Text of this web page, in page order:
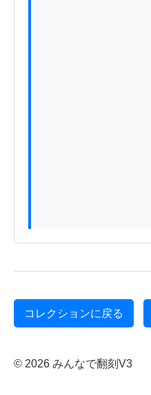
コレクションに戻る
© 2026 みんなで翻刻V3